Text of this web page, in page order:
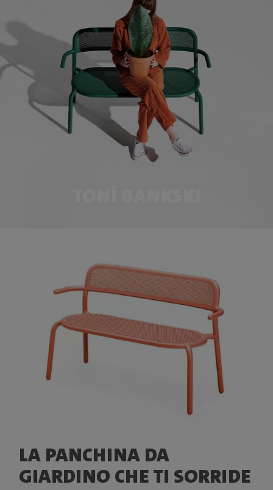
LA PANCHINA DA
GIARDINO CHE TI SORRIDE